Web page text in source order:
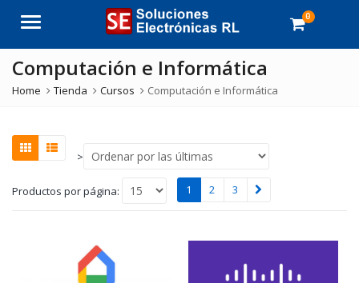
Menu 0
Computación e Informática
Home Tienda Cursos Computación e Informática
>
Productos por página: 1 2 3